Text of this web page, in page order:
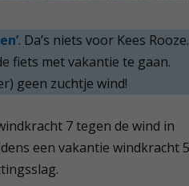
. Da’s niets voor Kees Rooze.
fiets met vakantie te gaan.
geen zuchtje wind!
7 tegen de wind in
een vakantie windkracht